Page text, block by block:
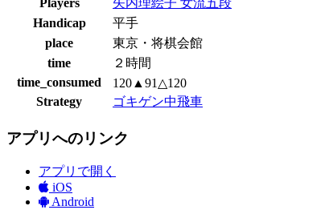
Handicap
平手
place
東京・将棋会館
time
２時間
time_consumed
120▲91△120
Strategy
ゴキゲン中飛車
アプリへのリンク
アプリで開く
iOS
Android